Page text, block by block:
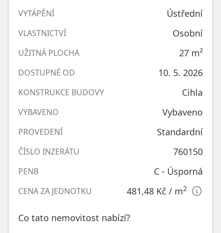
VYTÁPĚNÍ Ústřední
VLASTNICTVÍ Osobní
UŽITNÁ PLOCHA 27 m²
DOSTUPNÉ OD 10. 5. 2026
KONSTRUKCE BUDOVY Cihla
VYBAVENO Vybaveno
PROVEDENÍ Standardní
ČÍSLO INZERÁTU 760150
PENB C - Úsporná
CENA ZA JEDNOTKU 481,48 Kč / m2
Co tato nemovitost nabízí?